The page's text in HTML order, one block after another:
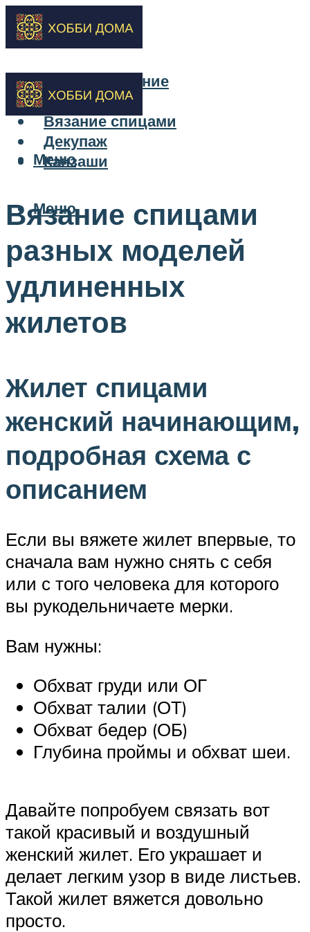
Бисероплетение
Вышивка
Вязание спицами
Декупаж
Канзаши
Меню
Меню
Вязание спицами
разных моделей
удлиненных
жилетов
Жилет спицами
женский начинающим,
подробная схема с
описанием
Если вы вяжете жилет впервые, то
сначала вам нужно снять с себя
или с того человека для которого
вы рукодельничаете мерки.
Вам нужны:
Обхват груди или ОГ
Обхват талии (ОТ)
Обхват бедер (ОБ)
Глубина проймы и обхват шеи.
Давайте попробуем связать вот
такой красивый и воздушный
женский жилет. Его украшает и
делает легким узор в виде листьев.
Такой жилет вяжется довольно
просто.